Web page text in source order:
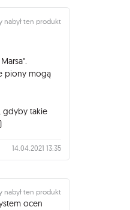
nabył ten produkt
piony mogą
gdyby takie
14.04.2021 13:35
nabył ten produkt
ocen